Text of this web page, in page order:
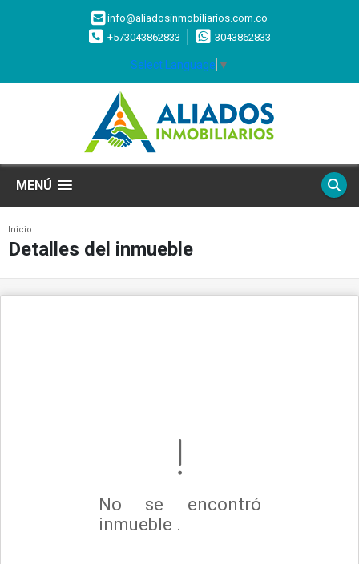
info@aliadosinmobiliarios.com.co
+573043862833
3043862833
Select Language ▼
MENÚ
Inicio
Detalles del inmueble
No se encontró
inmueble .